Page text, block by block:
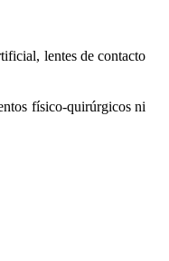
lentes de contacto
físico-quirúrgicos ni